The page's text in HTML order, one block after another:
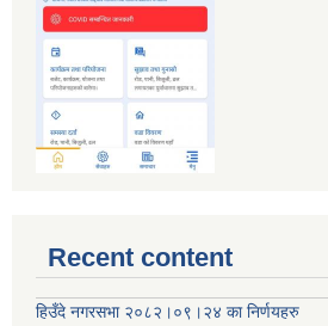
Recent content
हिउँदे नगरसभा २०८२।०९।२४ का निर्णयहरु